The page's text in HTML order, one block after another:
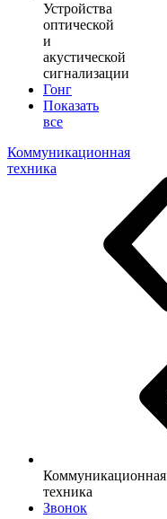
Устройства
оптической
и
акустической
сигнализации
Гонг
Показать
все
Коммуникационная
техника
Коммуникационная
техника
Звонок